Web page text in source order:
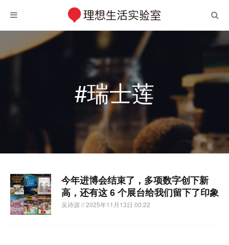
#瑞士莲
今年进博会结束了，多项数字创下新
高，还有这 6 个展台给我们留下了印象
吴诗源 // 2025年11月13日 00:22